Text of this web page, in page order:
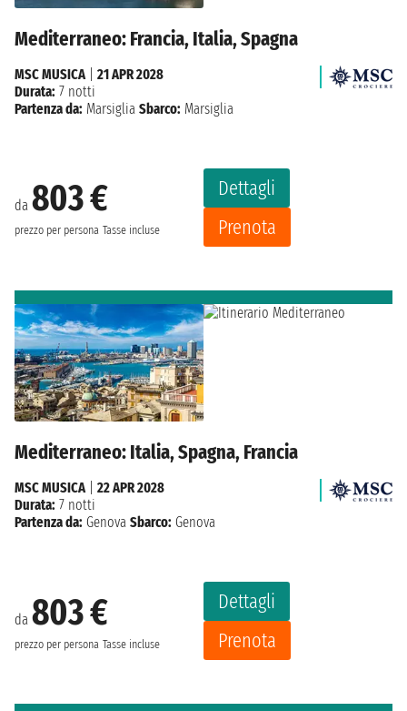
Mediterraneo: Francia, Italia, Spagna
da 803 €
prezzo per persona Tasse incluse
Dettagli
Prenota
MSC MUSICA
21 APR 2028
Durata: 7 notti
Partenza da: Marsiglia Sbarco: Marsiglia
Mediterraneo: Italia, Spagna, Francia
da 803 €
prezzo per persona Tasse incluse
Dettagli
Prenota
MSC MUSICA| 22 APR 2028
Durata: 7 notti
Partenza da: Genova Sbarco: Genova